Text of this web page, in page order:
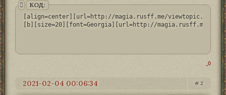
КОД:
[align=center][url=http://magia.rusff.me/
[b][size=20][font=Georgia][url=http://magia.rusff.me/
0
2
2021-02-04 00:06:34